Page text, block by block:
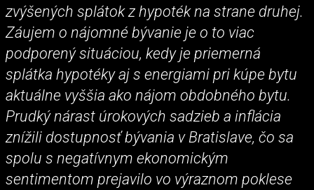
zvýšených splátok z hypoték na strane druhej.
Záujem o nájomné bývanie je o to viac
podporený situáciou, kedy je priemerná
splátka hypotéky aj s energiami pri kúpe bytu
aktuálne vyššia ako nájom obdobného bytu.
Prudký nárast úrokových sadzieb a inflácia
znížili dostupnosť bývania v Bratislave, čo sa
spolu s negatívnym ekonomickým
sentimentom prejavilo vo výraznom poklese